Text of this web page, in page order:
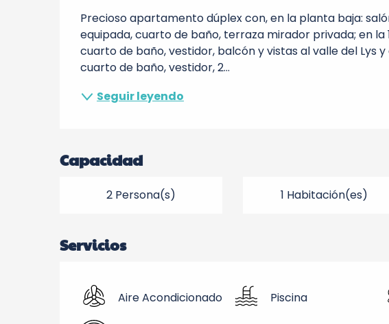
Precioso apartamento dúplex con, en la planta baja:
equipada, cuarto de baño, terraza mirador privada; en la
cuarto de baño, vestidor, balcón y vistas al valle del Lys
cuarto de baño, vestidor, 2...
Seguir leyendo
Capacidad
2 Persona(s) 1 Habitación(es)
Servicios
Aire Acondicionado Piscina